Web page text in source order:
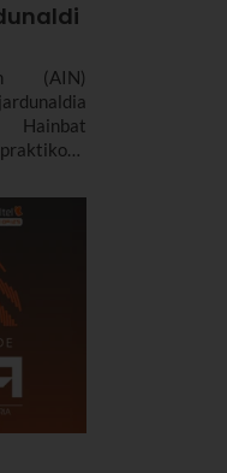
(AIN)
Hainbat